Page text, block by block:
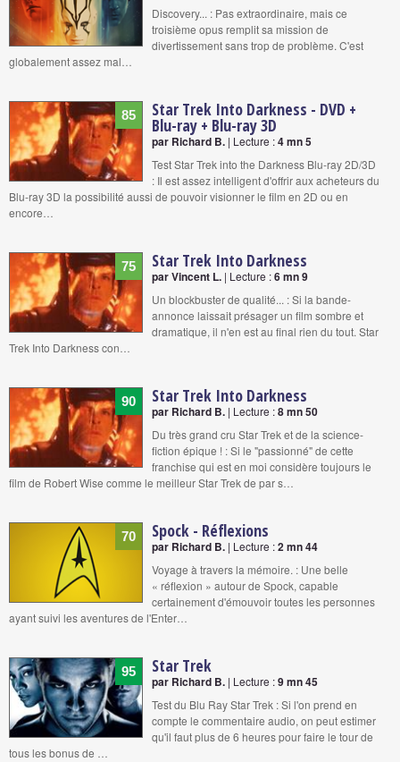
Discovery... : Pas extraordinaire, mais ce
troisième opus remplit sa mission de
divertissement sans trop de problème. C'est
globalement assez mal…
85 Star Trek Into Darkness - DVD +
Blu-ray + Blu-ray 3D
par Richard B. | Lecture :4 mn 5
Test Star Trek into the Darkness Blu-ray 2D/3D
: Il est assez intelligent d'offrir aux acheteurs du
Blu-ray 3D la possibilité aussi de pouvoir visionner le film en 2D ou en
encore…
75 Star Trek Into Darkness
par Vincent L. | Lecture :6 mn 9
Un blockbuster de qualité... : Si la bande-
annonce laissait présager un film sombre et
dramatique, il n'en est au final rien du tout. Star
Trek Into Darkness con…
90 Star Trek Into Darkness
par Richard B. | Lecture :8 mn 50
Du très grand cru Star Trek et de la science-
fiction épique ! : Si le "passionné" de cette
franchise qui est en moi considère toujours le
film de Robert Wise comme le meilleur Star Trek de par s…
70 Spock - Réflexions
par Richard B. | Lecture :2 mn 44
Voyage à travers la mémoire. : Une belle
« réflexion » autour de Spock, capable
certainement d'émouvoir toutes les personnes
ayant suivi les aventures de l'Enter…
95 Star Trek
par Richard B. | Lecture :9 mn 45
Test du Blu Ray Star Trek : Si l'on prend en
compte le commentaire audio, on peut estimer
qu'il faut plus de 6 heures pour faire le tour de
tous les bonus de …